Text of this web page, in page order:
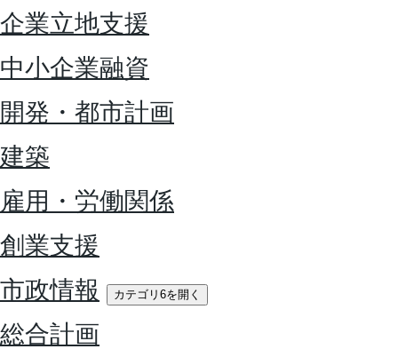
企業立地支援
中小企業融資
開発・都市計画
建築
雇用・労働関係
創業支援
市政情報
カテゴリ6を開く
総合計画